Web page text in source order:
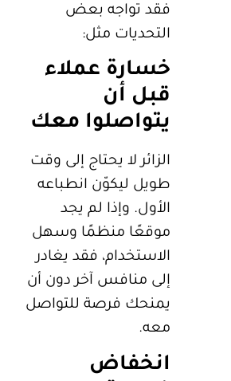
فقد تواجه بعض
التحديات مثل:
خسارة عملاء
يتواصلوا معك
الزائر لا يحتاج إلى وقت
طويل ليكوّن انطباعه
الأول. وإذا لم يجد
موقعًا منظمًا وسهل
الاستخدام، فقد يغادر
إلى منافس آخر دون أن
يمنحك فرصة للتواصل
انخفاض